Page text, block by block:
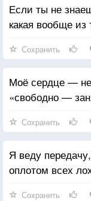
Если ты не
какая вообще
Сохранить
Моё сердце — не
«свободно —
Сохранить
Я веду
оплотом всех
Сохранить